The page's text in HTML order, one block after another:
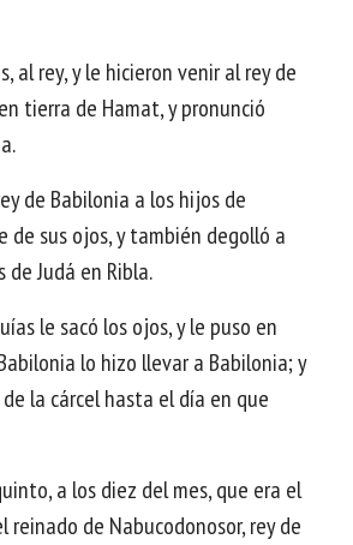
al rey, y le hicieron venir al rey de
tierra de Hamat, y pronunció
de Babilonia a los hijos de
de sus ojos, y también degolló a
Judá en Ribla.
le sacó los ojos, y le puso en
lo hizo llevar a Babilonia; y
la cárcel hasta el día en que
a los diez del mes, que era el
reinado de Nabucodonosor, rey de